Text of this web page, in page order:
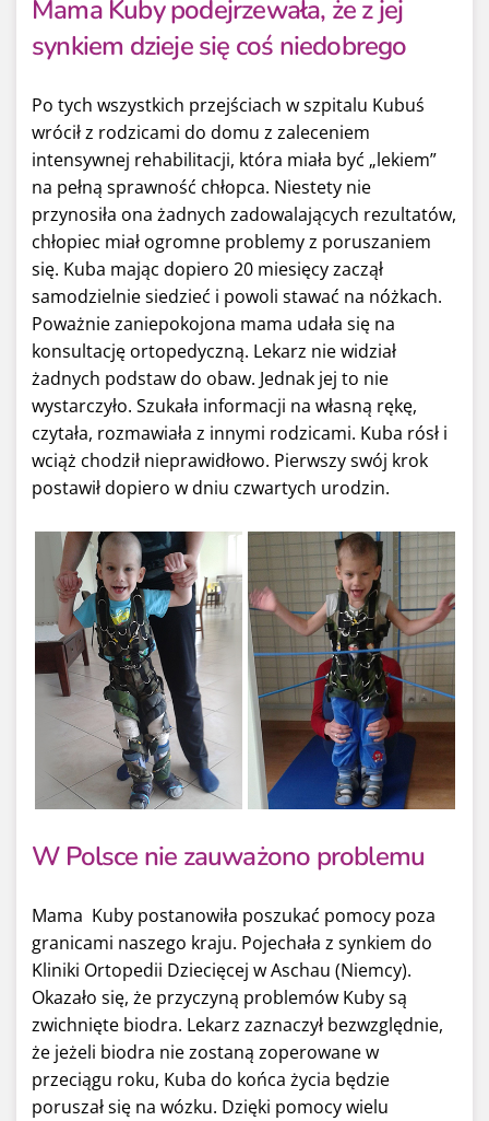
Mama Kuby podejrzewała, że z jej
synkiem dzieje się coś niedobrego
Po tych wszystkich przejściach w szpitalu Kubuś
wrócił z rodzicami do domu z zaleceniem
intensywnej rehabilitacji, która miała być „lekiem”
na pełną sprawność chłopca. Niestety nie
przynosiła ona żadnych zadowalających rezultatów,
chłopiec miał ogromne problemy z poruszaniem
się. Kuba mając dopiero 20 miesięcy zaczął
samodzielnie siedzieć i powoli stawać na nóżkach.
Poważnie zaniepokojona mama udała się na
konsultację ortopedyczną. Lekarz nie widział
żadnych podstaw do obaw. Jednak jej to nie
wystarczyło. Szukała informacji na własną rękę,
czytała, rozmawiała z innymi rodzicami. Kuba rósł i
wciąż chodził nieprawidłowo. Pierwszy swój krok
postawił dopiero w dniu czwartych urodzin.
W Polsce nie zauważono problemu
Mama Kuby postanowiła poszukać pomocy poza
granicami naszego kraju. Pojechała z synkiem do
Kliniki Ortopedii Dziecięcej w Aschau (Niemcy).
Okazało się, że przyczyną problemów Kuby są
zwichnięte biodra. Lekarz zaznaczył bezwzględnie,
że jeżeli biodra nie zostaną zoperowane w
przeciągu roku, Kuba do końca życia będzie
poruszał się na wózku. Dzięki pomocy wielu